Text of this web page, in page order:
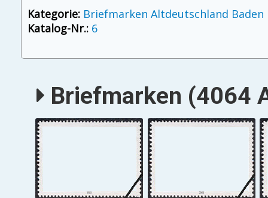
Kategorie: Briefmarken Altdeutschland Baden
Katalog-Nr.: 6
Briefmarken (4064